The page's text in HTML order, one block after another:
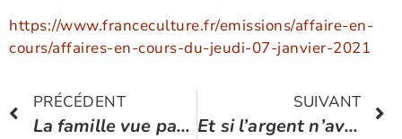
https://www.franceculture.fr/emissions/affaire-en-
cours/affaires-en-cours-du-jeudi-07-janvier-2021
PRÉCÉDENT
La famille vue par Jean-Pierre Bacri
SUIVANT
Et si l’argent n’avait pas d’importance ?